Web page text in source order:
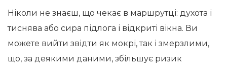
Ніколи не знаєш, що чекає в маршрутці: духота і
тиснява або сира підлога і відкриті вікна. Ви
можете вийти звідти як мокрі, так і змерзлими,
що, за деякими даними, збільшує ризик